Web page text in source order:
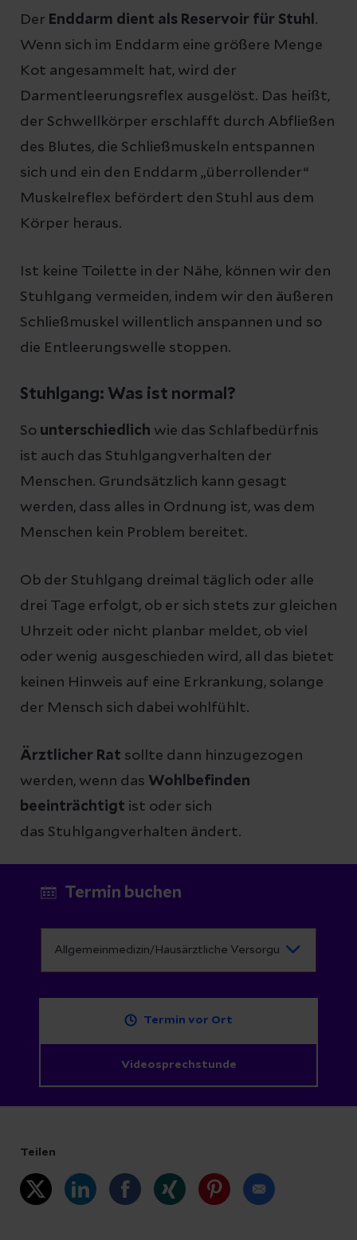
Der Enddarm dient als Reservoir für Stuhl .
Wenn sich im Enddarm eine größere Menge
Kot angesammelt hat, wird der
Darmentleerungsreflex ausgelöst. Das heißt,
der Schwellkörper erschlafft durch Abfließen
des Blutes, die Schließmuskeln entspannen
sich und ein den Enddarm „überrollender“
Muskelreflex befördert den Stuhl aus dem
Körper heraus.
Ist keine Toilette in der Nähe, können wir den
Stuhlgang vermeiden, indem wir den äußeren
Schließmuskel willentlich anspannen und so
die Entleerungswelle stoppen.
Stuhlgang: Was ist normal?
So unterschiedlich wie das Schlafbedürfnis
ist auch das Stuhlgangverhalten der
Menschen. Grundsätzlich kann gesagt
werden, dass alles in Ordnung ist, was dem
Menschen kein Problem bereitet.
Ob der Stuhlgang dreimal täglich oder alle
drei Tage erfolgt, ob er sich stets zur gleichen
Uhrzeit oder nicht planbar meldet, ob viel
oder wenig ausgeschieden wird, all das bietet
keinen Hinweis auf eine Erkrankung, solange
der Mensch sich dabei wohlfühlt.
Ärztlicher Rat sollte dann hinzugezogen
werden, wenn das Wohlbefinden
beeinträchtigt ist oder sich
das Stuhlgangverhalten ändert.
Termin buchen
Termin vor Ort
Videosprechstunde
Teilen